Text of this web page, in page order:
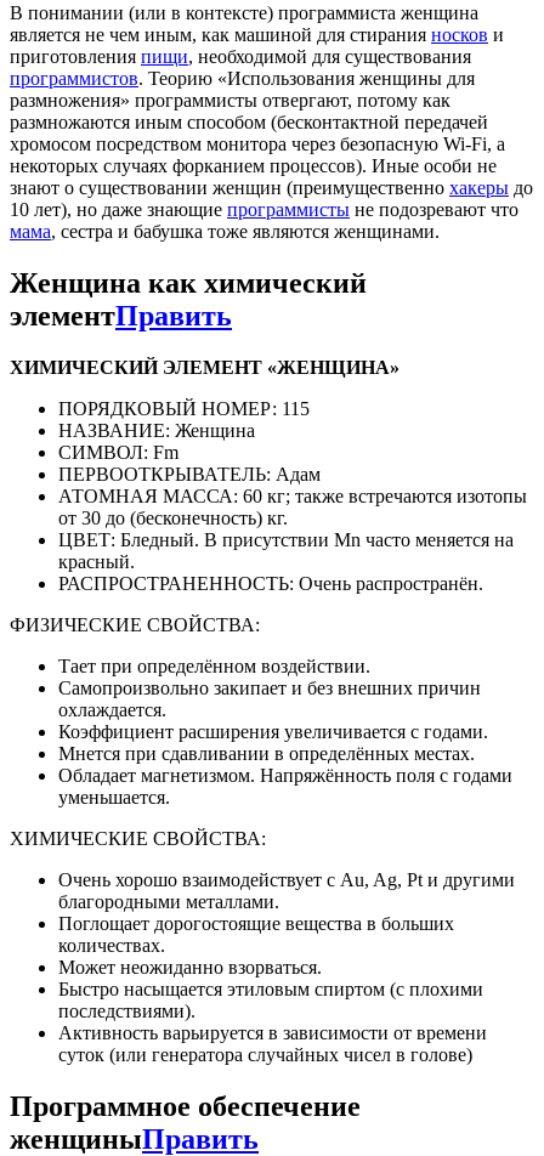
В понимании (или в контексте) программиста женщина
является не чем иным, как машиной для стирания носков и
приготовления пищи, необходимой для существования
программистов. Теорию «Использования женщины для
размножения» программисты отвергают, потому как
размножаются иным способом (бесконтактной передачей
хромосом посредством монитора через безопасную Wi-Fi, а
некоторых случаях форканием процессов). Иные особи не
знают о существовании женщин (преимущественно хакеры до
10 лет), но даже знающие программисты не подозревают что
мама, сестра и бабушка тоже являются женщинами.
Женщина как химический
элементПравить
ХИМИЧЕСКИЙ ЭЛЕМЕНТ «ЖЕНЩИНА»
ПОРЯДКОВЫЙ НОМЕР: 115
НАЗВАНИЕ: Женщина
СИМВОЛ: Fm
ПЕРВООТКРЫВАТЕЛЬ: Адам
АТОМНАЯ МАССА: 60 кг; также встречаются изотопы
от 30 до (бесконечность) кг.
ЦВЕТ: Бледный. В присутствии Mn часто меняется на
красный.
РАСПРОСТРАНЕННОСТЬ: Очень распространён.
ФИЗИЧЕСКИЕ СВОЙСТВА:
Тает при определённом воздействии.
Самопроизвольно закипает и без внешних причин
охлаждается.
Коэффициент расширения увеличивается с годами.
Мнется при сдавливании в определённых местах.
Обладает магнетизмом. Напряжённость поля с годами
уменьшается.
ХИМИЧЕСКИЕ СВОЙСТВА:
Очень хорошо взаимодействует с Au, Ag, Pt и другими
благородными металлами.
Поглощает дорогостоящие вещества в больших
количествах.
Может неожиданно взорваться.
Быстро насыщается этиловым спиртом (с плохими
последствиями).
Активность варьируется в зависимости от времени
суток (или генератора случайных чисел в голове)
Программное обеспечение
женщиныПравить